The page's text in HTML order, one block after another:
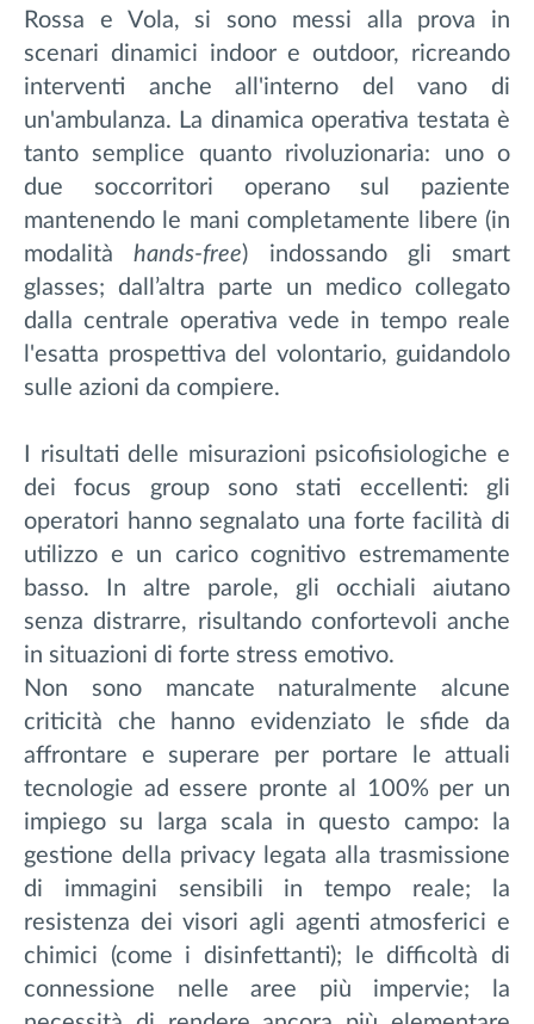
Rossa e Vola, si sono messi alla prova in
scenari dinamici indoor e outdoor, ricreando
interventi anche all'interno del vano di
un'ambulanza. La dinamica operativa testata è
tanto semplice quanto rivoluzionaria: uno o
due soccorritori operano sul paziente
mantenendo le mani completamente libere (in
modalitàhands-free) indossando gli smart
glasses; dall’altra parte un medico collegato
dalla centrale operativa vede in tempo reale
l'esatta prospettiva del volontario, guidandolo
sulle azioni da compiere.
I risultati delle misurazioni psicofisiologiche e
dei focus group sono stati eccellenti: gli
operatori hanno segnalato una forte facilità di
utilizzo e un carico cognitivo estremamente
basso. In altre parole, gli occhiali aiutano
senza distrarre, risultando confortevoli anche
in situazioni di forte stress emotivo.
Non sono mancate naturalmente alcune
criticità che hanno evidenziato le sfide da
affrontare e superare per portare le attuali
tecnologie ad essere pronte al 100% per un
impiego su larga scala in questo campo: la
gestione della privacy legata alla trasmissione
di immagini sensibili in tempo reale; la
resistenza dei visori agli agenti atmosferici e
chimici (come i disinfettanti); le difficoltà di
connessione nelle aree più impervie; la